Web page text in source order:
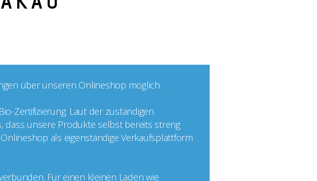
über unseren Onlineshop möglich.
Zertifizierung. Laut der zuständigen
dass unsere Produkte selbst bereits streng
als eigenständige Verkaufsplattform
Für einen kleinen Laden wie